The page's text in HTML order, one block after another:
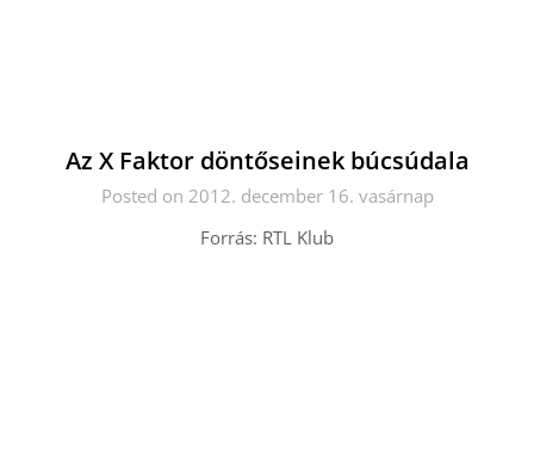
Az X Faktor döntőseinek búcsúdala
Posted on 2012. december 16. vasárnap
Forrás: RTL Klub